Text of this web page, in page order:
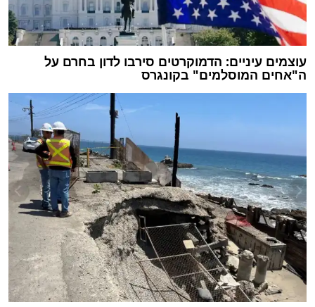
עוצמים עיניים: הדמוקרטים סירבו לדון בחרם על
ה"אחים המוסלמים" בקונגרס